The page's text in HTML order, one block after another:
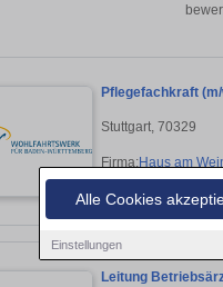
Alle Cookies
Einstellungen
Pflegefachkraft
Stuttgart, 70329
Firma:Haus am
Leitung